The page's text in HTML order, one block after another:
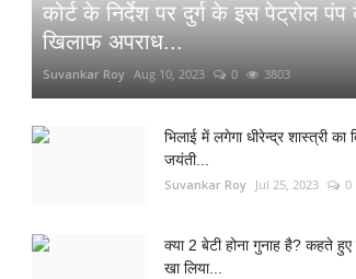
कोर्ट के निर्देश पर दुर्ग के इस पेट्रोल
खिलाफ अपराध...
Suvankar Roy Aug 10, 2023 0 3803
भिलाई में लगेगा धीरेन्द्र शास्त्री का
जयंती...
Suvankar Roy Jul 25, 2023 0
क्या 2 बेटी होना गुनाह है? कहते हुए
खा लिया...